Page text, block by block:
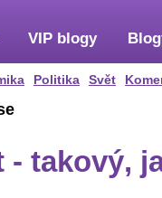
Politika Svět
VIP blogy
takový,